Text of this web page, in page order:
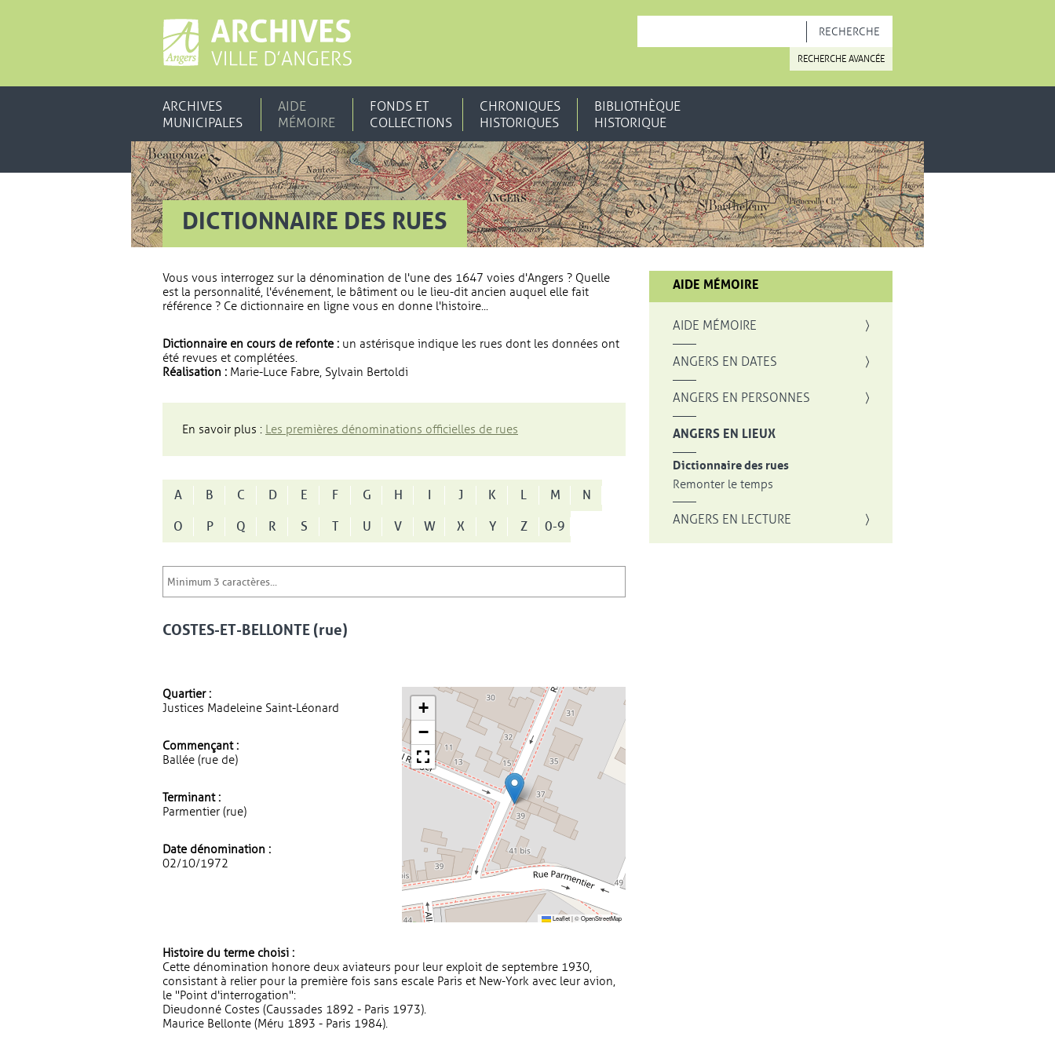
RECHERCHE AVANCÉE
ARCHIVES
MUNICIPALES
AIDE
MÉMOIRE
FONDS ET
COLLECTIONS
CHRONIQUES
HISTORIQUES
BIBLIOTHÈQUE
HISTORIQUE
DICTIONNAIRE DES RUES
Vous vous interrogez sur la dénomination de l'une des 1647 voies d'Angers ? Quelle
est la personnalité, l'événement, le bâtiment ou le lieu-dit ancien auquel elle fait
référence ? Ce dictionnaire en ligne vous en donne l'histoire...
Dictionnaire en cours de refonte : un astérisque indique les rues dont les données ont
été revues et complétées.
Réalisation : Marie-Luce Fabre, Sylvain Bertoldi
En savoir plus : Les premières dénominations officielles de rues
A B C D E F G H I J K L M
N
O
P Q R S T U V W X Y Z 0-9
COSTES-ET-BELLONTE (rue)
Quartier :
Justices Madeleine Saint-Léonard
Commençant :
Ballée (rue de)
Terminant :
Parmentier (rue)
Date dénomination :
02/10/1972
+
−
Leaflet|©OpenStreetMap
Histoire du terme choisi :
Cette dénomination honore deux aviateurs pour leur exploit de septembre 1930,
consistant à relier pour la première fois sans escale Paris et New-York avec leur avion,
le "Point d'interrogation":
Dieudonné Costes (Caussades 1892 - Paris 1973).
Maurice Bellonte (Méru 1893 - Paris 1984).
AIDE MÉMOIRE
AIDE MÉMOIRE
ANGERS EN DATES
ANGERS EN PERSONNES
ANGERS EN LIEUX
Dictionnaire des rues
Remonter le temps
ANGERS EN LECTURE